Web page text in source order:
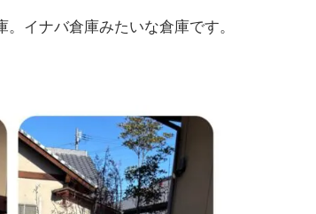
イナバ倉庫みたいな倉庫です。